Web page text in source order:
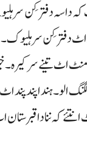
داسہ دفتر کِن سر
دفتر کِن سر ہلیوک۔
اٹ تینے سرکیرہ۔
ہندا پند پند
کہ ننا دا